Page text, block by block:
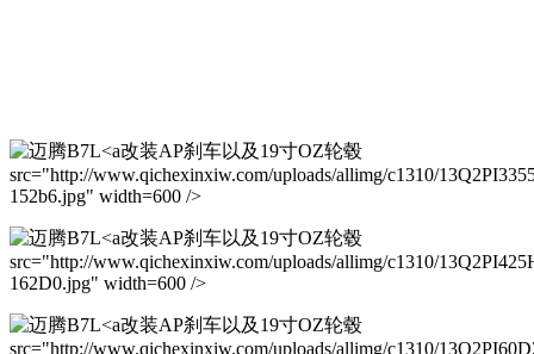
改装AP刹车以及19寸OZ轮毂
src="http://www.qichexinxiw.com/uploads/allimg/c1310/
152b6.jpg" width=600 />
改装AP刹车以及19寸OZ轮毂
src="http://www.qichexinxiw.com/uploads/allimg/c1310/
162D0.jpg" width=600 />
改装AP刹车以及19寸OZ轮毂
src="http://www.qichexinxiw.com/uploads/allimg/c1310/